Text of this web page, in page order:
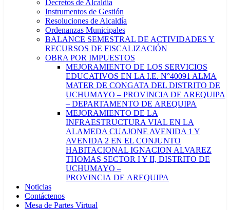
Decretos de Alcaldía
Instrumentos de Gestión
Resoluciones de Alcaldía
Ordenanzas Municipales
BALANCE SEMESTRAL DE ACTIVIDADES Y
RECURSOS DE FISCALIZACIÓN
OBRA POR IMPUESTOS
MEJORAMIENTO DE LOS SERVICIOS
EDUCATIVOS EN LA I.E. N°40091 ALMA
MATER DE CONGATA DEL DISTRITO DE
UCHUMAYO – PROVINCIA DE AREQUIPA
– DEPARTAMENTO DE AREQUIPA
MEJORAMIENTO DE LA
INFRAESTRUCTURA VIAL EN LA
ALAMEDA CUAJONE AVENIDA 1 Y
AVENIDA 2 EN EL CONJUNTO
HABITACIONAL IGNACION ALVAREZ
THOMAS SECTOR I Y II, DISTRITO DE
UCHUMAYO –
PROVINCIA DE AREQUIPA
Noticias
Contáctenos
Mesa de Partes Virtual